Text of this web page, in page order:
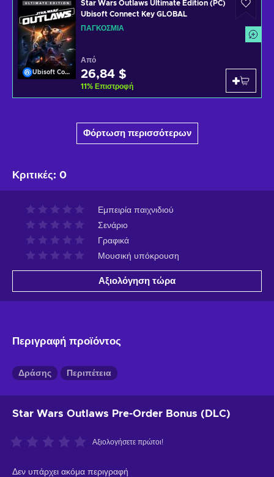
Ubisoft Connect
Star Wars Outlaws Ultimate Edition (PC)
Ubisoft Connect Key GLOBAL
ΠΑΓΚΌΣΜΙΑ
Από
26,84 $
11% Επιστροφή
Φόρτωση περισσότερων
Κριτικές: 0
Εμπειρία παιχνιδιού
Σενάριο
Γραφικά
Μουσική υπόκρουση
Αξιολόγηση τώρα
Περιγραφή προϊόντος
Δράσης Περιπέτεια
Star Wars Outlaws Pre-Order Bonus (DLC)
Αξιολογήσετε πρώτοι!
Δεν υπάρχει ακόμα περιγραφή